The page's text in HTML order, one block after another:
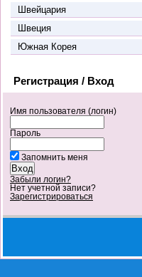
Швейцария
Швеция
Южная Корея
Регистрация / Вход
Имя пользователя (логин)
Пароль
Запомнить меня
Забыли логин?
Нет учетной записи?
Зарегистрироваться